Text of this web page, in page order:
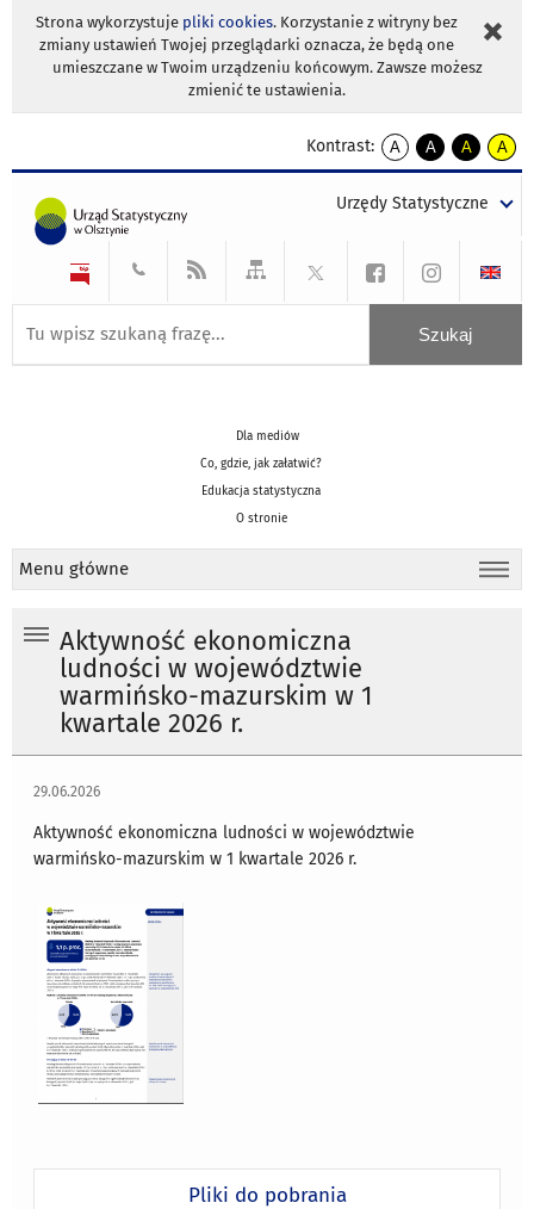
Strona wykorzystuje pliki cookies. Korzystanie z witryny bez
zmiany ustawień Twojej przeglądarki oznacza, że będą one
umieszczane w Twoim urządzeniu końcowym. Zawsze możesz
zmienić te ustawienia.
Kontrast:
A
kontrast
A
kontrast
tekst
czarnym
A
kontrast
tekst
czarnym
A
tekst
żółtym
Urzędy Statystyczne
Dla mediów
Co, gdzie, jak załatwić?
Edukacja statystyczna
O stronie
Menu główne
Aktywność ekonomiczna
ludności w województwie
warmińsko-mazurskim w 1
kwartale 2026 r.
29.06.2026
Aktywność ekonomiczna ludności w województwie
warmińsko-mazurskim w 1 kwartale 2026 r.
Pliki do pobrania